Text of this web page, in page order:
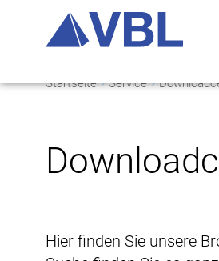
Startseite Service
Hier finden Sie unsere